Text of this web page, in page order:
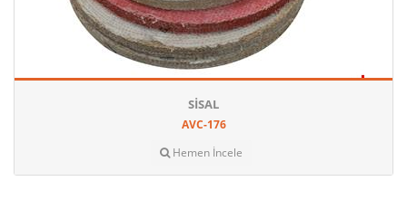
SISAL
AVC-176
Hemen İncele